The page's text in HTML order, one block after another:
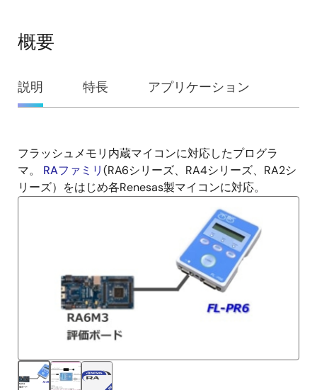
概要
概
要
説明 特長 アプリケーション
説
明
フラッシュメモリ内蔵マイコンに対応したプログラ
マ。 RAファミリ(RA6シリーズ、RA4シリーズ、RA2シ
リーズ）をはじめ各Renesas製マイコンに対応。